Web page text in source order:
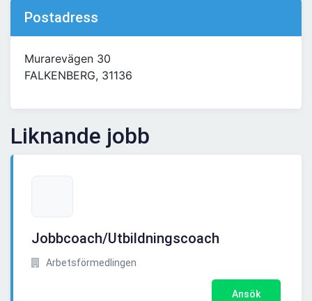
Postadress
Murarevägen 30
FALKENBERG, 31136
Liknande jobb
Jobbcoach/Utbildningscoach
Arbetsförmedlingen
Ansök